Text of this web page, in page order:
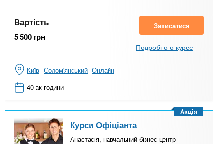
Вартість
5 500 грн
Записатися
Подробно о курсе
Київ Солом'янський Онлайн
40 ак години
Курси Офіціанта
Анастасія, навчальний бізнес центр
Акція